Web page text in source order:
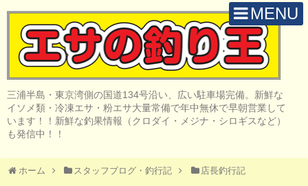
MENU
三浦半島・東京湾側の国道134号沿い、広い駐車場完備。新鮮な
イソメ類・冷凍エサ・粉エサ大量常備で年中無休で早朝営業して
います！！新鮮な釣果情報（クロダイ・メジナ・シロギスなど）
も発信中！！
ホーム スタッフブログ・釣行記 店長釣行記
H O M E
取 扱 商 品
釣 果 情 報